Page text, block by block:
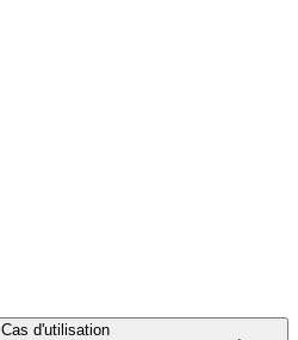
Cas d'utilisation